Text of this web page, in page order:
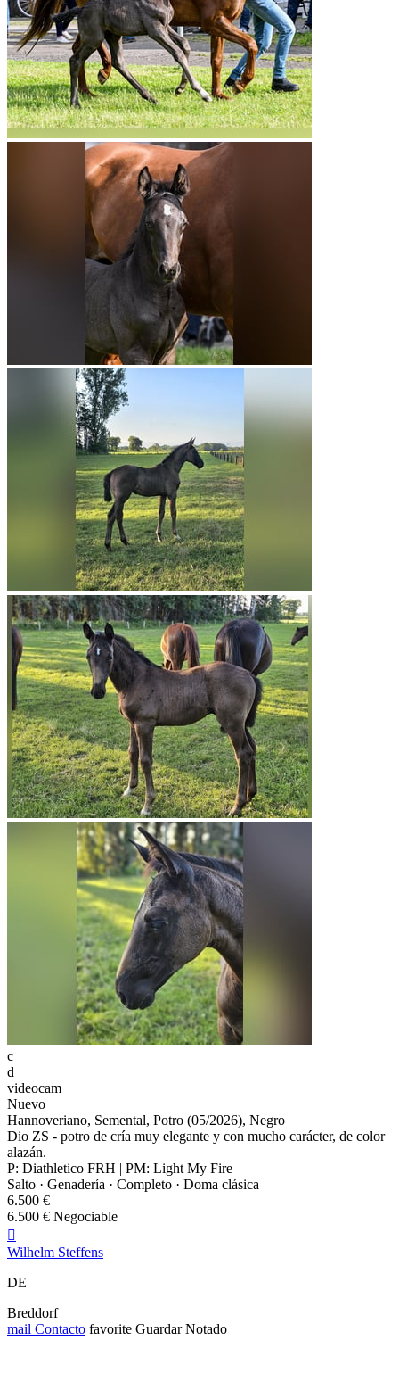
c
d
videocam
Nuevo
Hannoveriano, Semental, Potro (05/2026), Negro
Dio ZS - potro de cría muy elegante y con mucho carácter, de color
alazán.
P: Diathletico FRH | PM: Light My Fire
Salto · Genadería · Completo · Doma clásica
6.500 €
6.500 € Negociable

Wilhelm Steffens
DE
Breddorf
mail Contacto favorite Guardar Notado